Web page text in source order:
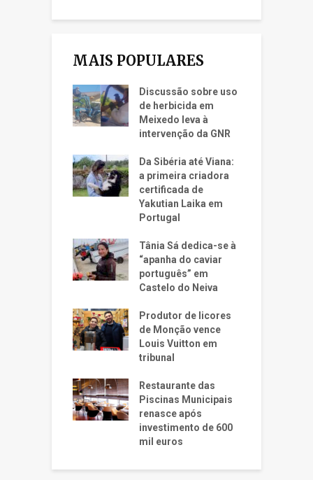
MAIS POPULARES
Discussão sobre uso
de herbicida em
Meixedo leva à
intervenção da GNR
Da Sibéria até Viana:
a primeira criadora
certificada de
Yakutian Laika em
Portugal
Tânia Sá dedica-se à
“apanha do caviar
português” em
Castelo do Neiva
Produtor de licores
de Monção vence
Louis Vuitton em
tribunal
Restaurante das
Piscinas Municipais
renasce após
investimento de 600
mil euros